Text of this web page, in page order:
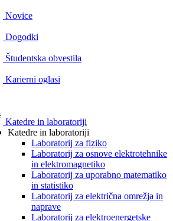
Novice
Dogodki
Študentska obvestila
Karierni oglasi
Katedre in laboratoriji
Katedre in laboratoriji
Laboratorij za fiziko
Laboratorij za osnove elektrotehnike
in elektromagnetiko
Laboratorij za uporabno matematiko
in statistiko
Laboratorij za električna omrežja in
naprave
Laboratorij za elektroenergetske